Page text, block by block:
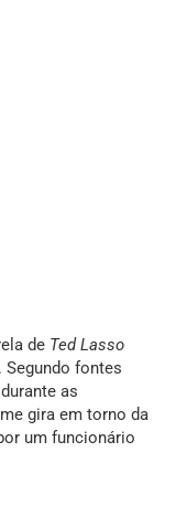
de Ted Lasso
fontes
as
gira em torno da
um funcionário